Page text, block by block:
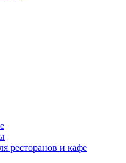
ресторанов и кафе